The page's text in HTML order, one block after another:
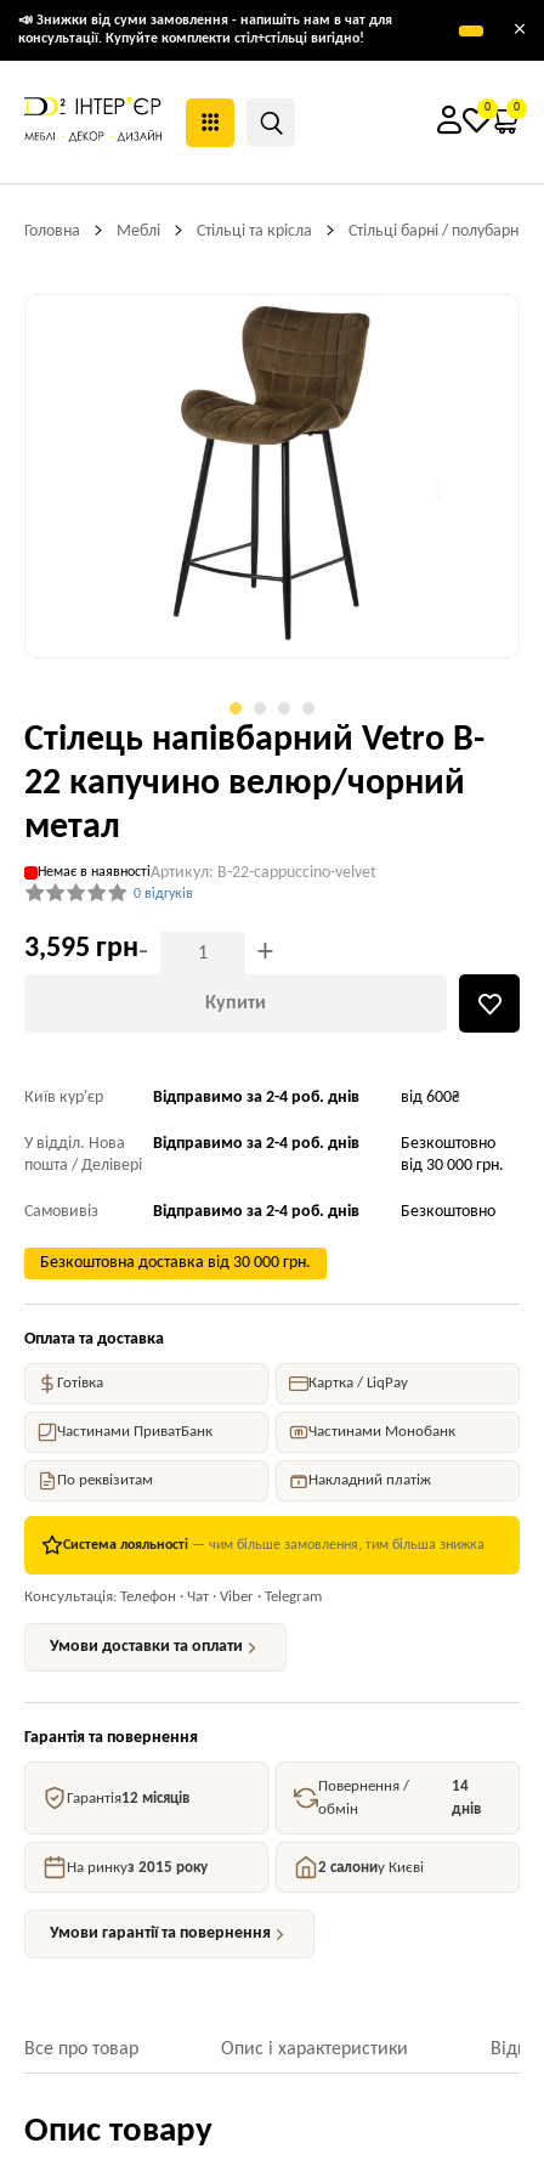
📣 Знижки від суми замовлення - напишіть нам в чат для
консультації. Купуйте комплекти стіл+стільці вигідно!
×
0 0
Головна Меблі Стільці та крісла Стільці барні / полубарні
Стілець напівбарний Vetro B-
22 капучино велюр/чорний
метал
Немає в наявностіАртикул: B-22-cappuccino-velvet
0 відгуків
3,595 грн- +
Купити
Київ кур'єр Відправимо за 2-4 роб. днів від 600₴
У відділ. Нова
пошта / Делівері
Відправимо за 2-4 роб. днів
Безкоштовно
від 30 000 грн.
Самовивіз Відправимо за 2-4 роб. днів Безкоштовно
Безкоштовна доставка від 30 000 грн.
Оплата та доставка
Готівка Картка / LiqPay
Частинами ПриватБанк Частинами Монобанк
По реквізитам Накладний платіж
Система лояльності — чим більше замовлення, тим більша знижка
Консультація: Телефон · Чат · Viber · Telegram
Умови доставки та оплати
Гарантія та повернення
Гарантія12 місяців
Повернення /
обмін
14
днів
На ринкуз 2015 року 2 салониу Києві
Умови гарантії та повернення
Все про товар Опис і характеристики
Опис товару